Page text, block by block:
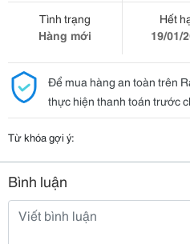
Tình trạng
Hàng mới
Hết
19/01/
Để mua hàng an toàn trên
thực hiện thanh toán trước
Từ khóa gợi ý:
Bình luận